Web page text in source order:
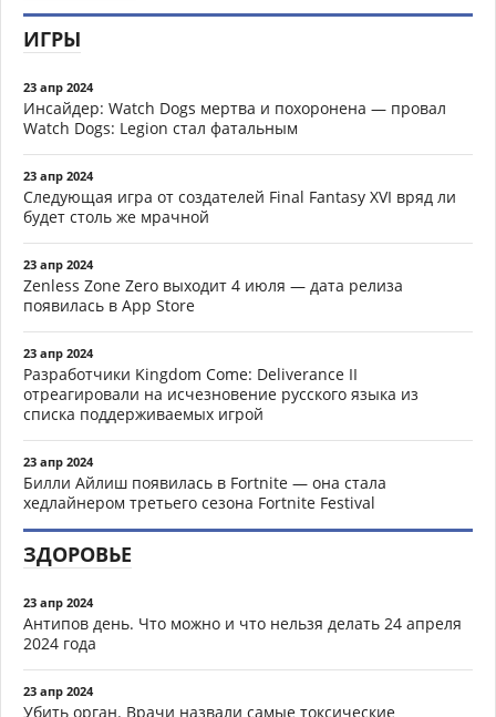
ИГРЫ
23 апр 2024
Инсайдер: Watch Dogs мертва и похоронена — провал
Watch Dogs: Legion стал фатальным
23 апр 2024
Следующая игра от создателей Final Fantasy XVI вряд ли
будет столь же мрачной
23 апр 2024
Zenless Zone Zero выходит 4 июля — дата релиза
появилась в App Store
23 апр 2024
Разработчики Kingdom Come: Deliverance II
отреагировали на исчезновение русского языка из
списка поддерживаемых игрой
23 апр 2024
Билли Айлиш появилась в Fortnite — она стала
хедлайнером третьего сезона Fortnite Festival
ЗДОРОВЬЕ
23 апр 2024
Антипов день. Что можно и что нельзя делать 24 апреля
2024 года
23 апр 2024
Убить орган. Врачи назвали самые токсические